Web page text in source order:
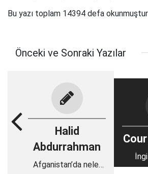
Bu yazı toplam 14394 defa okunmuştur
Önceki ve Sonraki Yazılar
Halid
Abdurrahman
Afganistan’da neler